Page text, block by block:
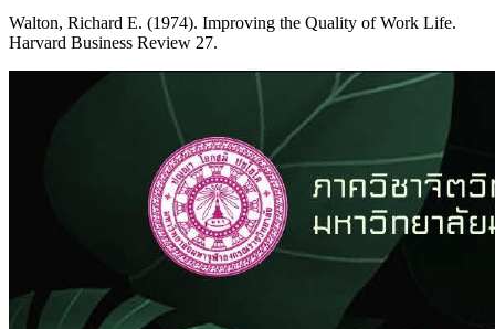
Walton, Richard E. (1974). Improving the Quality of Work Life.
Harvard Business Review 27.